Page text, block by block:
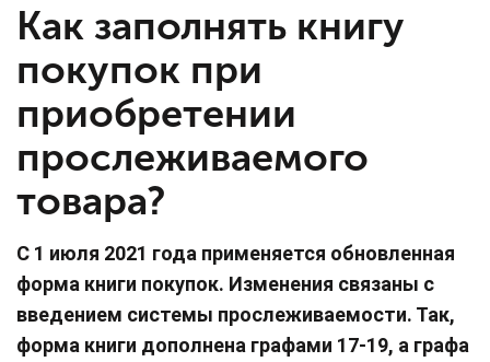
Как заполнять книгу
покупок при
приобретении
прослеживаемого
товара?
С 1 июля 2021 года применяется обновленная
форма книги покупок. Изменения связаны с
введением системы прослеживаемости. Так,
форма книги дополнена графами 17-19, а графа